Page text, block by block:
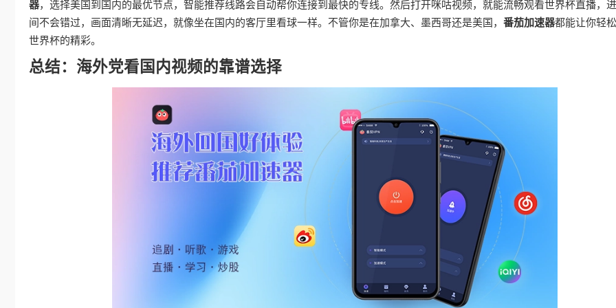
器，选择美国到国内的最优节点，智能推荐线路会自动帮你连接到最快的专线。然后打开咪咕视频，就能流畅观看世界杯直播，
间不会错过，画面清晰无延迟，就像坐在国内的客厅里看球一样。不管你是在加拿大、墨西哥还是美国， 番茄加速器都能让你轻
世界杯的精彩。
总结：海外党看国内视频的靠谱选择